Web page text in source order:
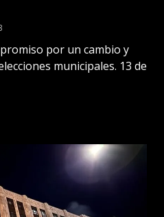
por un cambio y
municipales. 13 de